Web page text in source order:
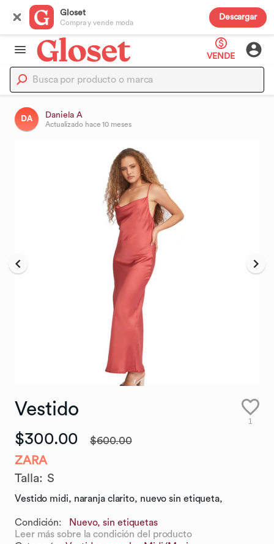
Gloset
Compra y vende moda
Descargar
VENDE
DA Daniela A
Actualizado hace 10 meses
Vestido
1
$300.00 $600.00
ZARA
Talla: S
Vestido midi, naranja clarito, nuevo sin etiqueta,
Condición:
Nuevo, sin etiquetas
Leer más sobre la condición del producto